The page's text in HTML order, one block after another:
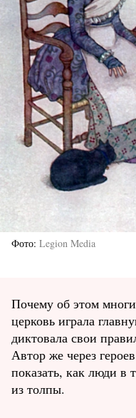
Фото Legion Media
Почему об этом
церковь играла
диктовала свои
Автор же через
показать, как люди в
из толпы.